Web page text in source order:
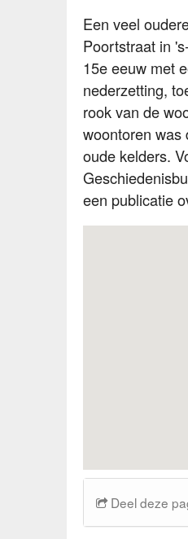
Een veel
Poortstraat in
15e eeuw met
nederzetting,
rook van de
woontoren was
oude kelders.
een publicatie
Deel deze